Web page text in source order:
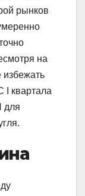
рынков
на
избежать
I квартала
для